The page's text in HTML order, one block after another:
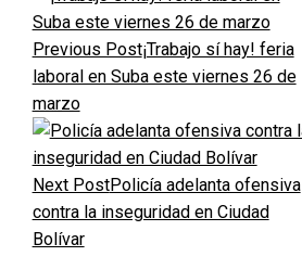
Previous Post¡Trabajo sí hay! feria
laboral en Suba este viernes 26 de
marzo
Next PostPolicía adelanta ofensiva
contra la inseguridad en Ciudad
Bolívar